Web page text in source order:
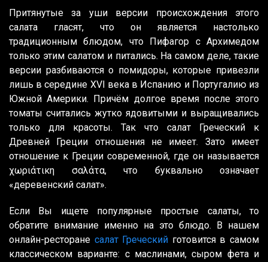
Притянутые за уши версии происхождения этого
салата гласят, что он является настолько
традиционным блюдом, что Пифагор с Архимедом
только этим салатом и питались. На самом деле, такие
версии разбиваются о помидоры, которые привезли
лишь в середине XVI века в Испанию и Португалию из
Южной Америки. Причём долгое время после этого
томаты считались жутко ядовитыми и выращивались
только для красоты. Так что салат Греческий к
Древней Греции отношения не имеет. Зато имеет
отношение к Греции современной, где он называется
χωριάτικη σαλάτα, что буквально означает
«деревенский салат».
Если Вы ищете популярные простые салаты, то
обратите внимание именно на это блюдо. В нашем
онлайн-ресторане салат Греческий готовится в самом
классическом варианте: с маслинами, сыром фета и